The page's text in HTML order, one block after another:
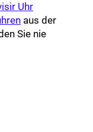
Uhr
aus der
Sie nie